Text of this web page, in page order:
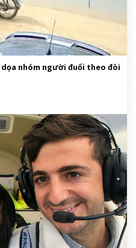
nhóm người đuổi theo đòi